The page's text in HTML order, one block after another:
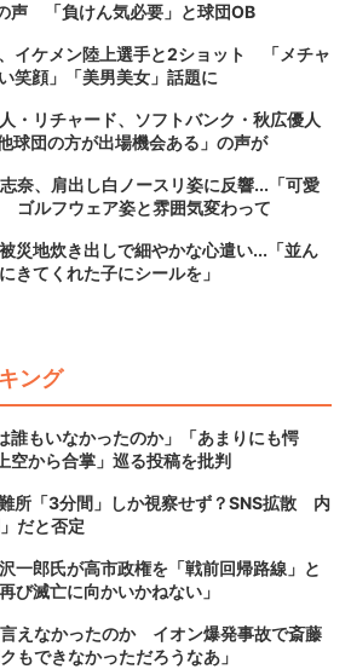
声 「負けん気必要」と球団OB
イケメン陸上選手と2ショット 「メチャ
笑顔」「美男美女」話題に
・リチャード、ソフトバンク・秋広優人
球団の方が出場機会ある」の声が
奈、肩出し白ノースリ姿に反響...「可愛
ゴルフウェア姿と雰囲気変わって
災地炊き出しで細やかな心遣い...「並ん
きてくれた子にシールを」
ング
誰もいなかったのか」「あまりにも愕
から合掌」巡る投稿を批判
所「3分間」しか視察せず？SNS拡散 内
だと否定
一郎氏が高市政権を「戦前回帰路線」と
滅亡に向かいかねない」
えなかったのか イオン爆発事故で斎藤
もできなかっただろうなあ」